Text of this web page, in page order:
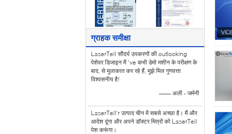
ग्राहक समीक्षा
LaserTell सौंदर्य उपकरणों की outlooking
पेशेवर डिजाइन मैं `ve कभी डेमो मशीन के परीक्षण के
बाद, से मुलाकात कर रहे हैं, मुझे मिल गुणवत्ता
विश्वसनीय है!
—— अली - जर्मनी
LaserTell'r उत्पाद चीन में सबसे अच्छा है। मैं और
आदेश दूंगा और अपने डॉक्टर मित्रों को LaserTell
पेश करूंगा।